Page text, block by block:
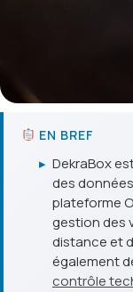
EN BREF
▸ DekraBox
des
plateforme
gestion des
distance et
également
contrôle